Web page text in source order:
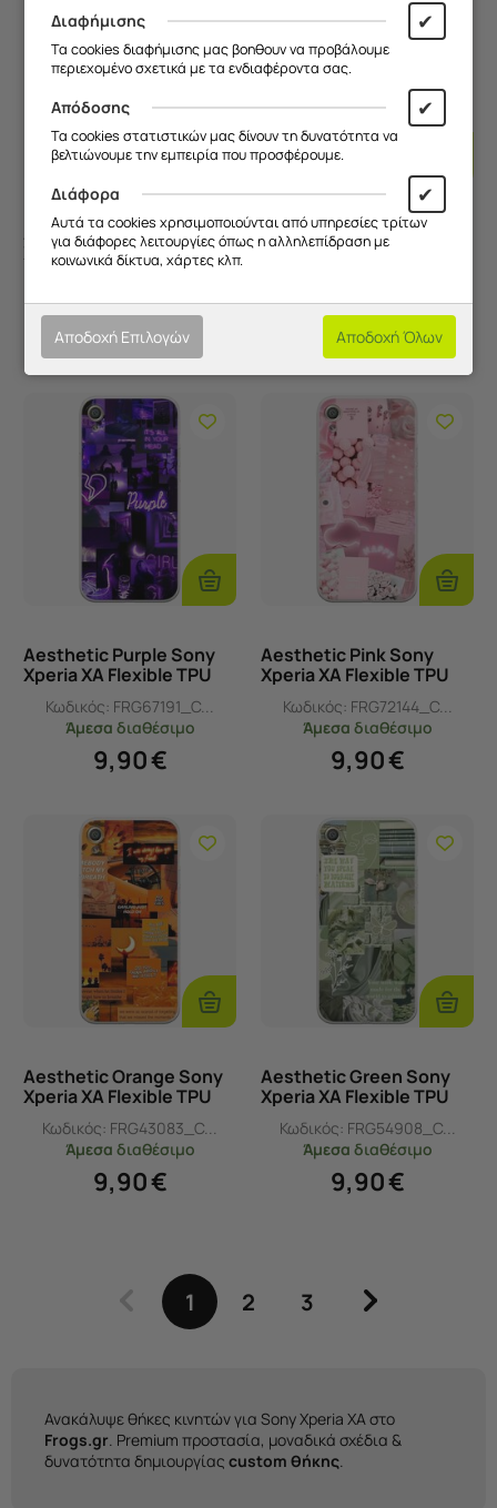
Προσθήκη
Στο
Aesthetic Yellow Sony
Xperia XA Flexible TPU
(Διάφανη Σιλικόνη)
Άμεσαδιαθέσιμο
9,90€
Καλάθι
Aesthetic Red Sony
Xperia XA Flexible TPU
Άμεσαδιαθέσιμο
9,90€
Προσθήκη
Στο
Καλάθι
Aesthetic Purple Sony
Xperia XA Flexible TPU
(Διάφανη Σιλικόνη)
Κωδικός: FRG67191_C...
Άμεσα διαθέσιμο
9,90€
Στο
Καλάθι
Aesthetic Pink Sony
Xperia XA Flexible TPU
(Διάφανη Σιλικόνη)
Κωδικός: FRG72144_C...
Άμεσα διαθέσιμο
9,90€
Προσθήκη
Στο
Καλάθι
Aesthetic Orange Sony
Xperia XA Flexible TPU
(Διάφανη Σιλικόνη)
Κωδικός: FRG43083_C...
Άμεσα διαθέσιμο
9,90€
Στο
Καλάθι
Aesthetic Green Sony
Xperia XA Flexible TPU
(Διάφανη Σιλικόνη)
Κωδικός: FRG54908_C...
Άμεσα διαθέσιμο
9,90€
1 2 3
Ανακάλυψε θήκες κινητών για Sony Xperia XA στο
Frogs.gr. Premium προστασία, μοναδικά σχέδια &
δυνατότητα δημιουργίας custom θήκης.
Διαφήμισης ✔
Τα cookies διαφήμισης μας βοηθουν να προβάλουμε
περιεχομένο σχετικά με τα ενδιαφέροντα σας.
Απόδοσης ✔
Τα cookies στατιστικών μας δίνουν τη δυνατότητα να
βελτιώνουμε την εμπειρία που προσφέρουμε.
Διάφορα ✔
Αυτά τα cookies χρησιμοποιούνται από υπηρεσίες τρίτων
για διάφορες λειτουργίες όπως η αλληλεπίδραση με
κοινωνικά δίκτυα, χάρτες κλπ.
Αποδοχή Επιλογών Αποδοχή Όλων